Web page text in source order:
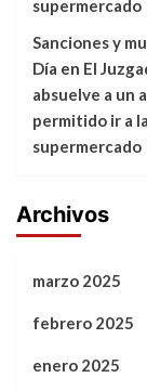
supermercado
Sanciones y
Día en El
absuelve a un
permitido ir a
supermercado
Archivos
marzo 2025
febrero 2025
enero 2025